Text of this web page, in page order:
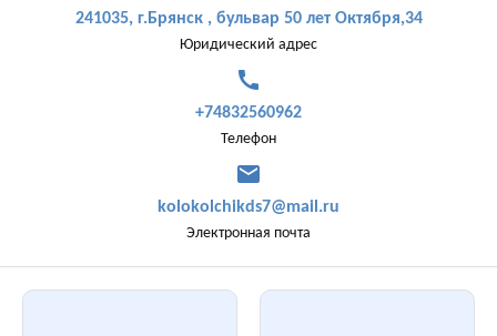
241035, г.Брянск , бульвар 50 лет Октября,34
Юридический адрес
call
+74832560962
Телефон
mail
kolokolchikds7@mail.ru
Электронная почта